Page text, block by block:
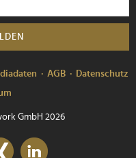
AGB
Datenschutz
GmbH 2026